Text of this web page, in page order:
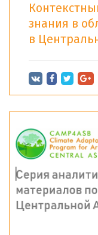
знания в
в